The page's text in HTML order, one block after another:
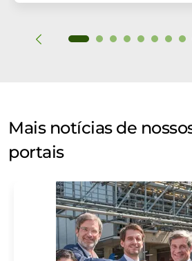
Mais notícias de
portais